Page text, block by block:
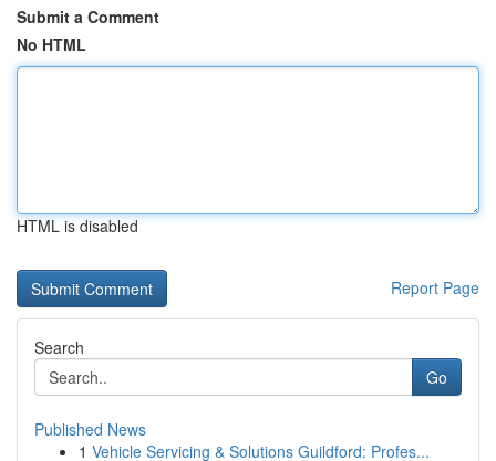
Submit a Comment
No HTML
HTML is disabled
Report Page
Search
Go
Published News
1 Vehicle Servicing & Solutions Guildford: Profes...